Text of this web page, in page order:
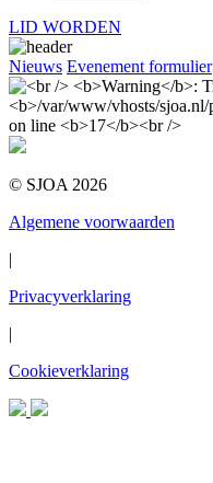
LID WORDEN
Nieuws Evenement formulier
© SJOA 2026
Algemene voorwaarden
|
Privacyverklaring
|
Cookieverklaring